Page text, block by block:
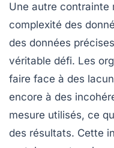
Une autre contrainte
complexité des
des données
véritable défi. Les
faire face à des
encore à des
mesure utilisés, ce
des résultats. Cette